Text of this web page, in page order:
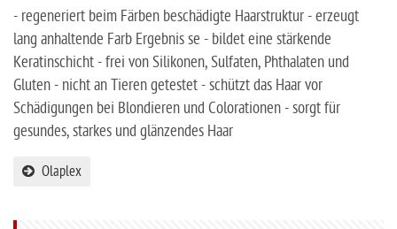
- regeneriert beim Färben beschädigte Haarstruktur - erzeugt
lang anhaltende Farb Ergebnis se - bildet eine stärkende
Keratinschicht - frei von Silikonen, Sulfaten, Phthalaten und
Gluten - nicht an Tieren getestet - schützt das Haar vor
Schädigungen bei Blondieren und Colorationen - sorgt für
gesundes, starkes und glänzendes Haar
Olaplex